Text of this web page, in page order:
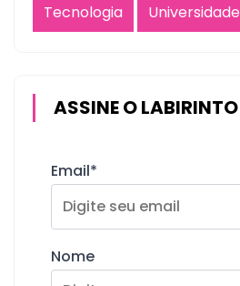
Tecnologia
Universidade
ASSINE O LABIRINTO
Email*
Nome